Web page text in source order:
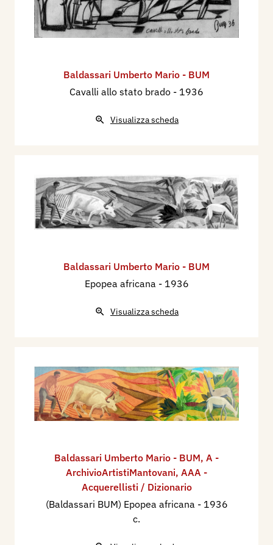
Baldassari Umberto Mario - BUM
Cavalli allo stato brado - 1936
Visualizza scheda
Baldassari Umberto Mario - BUM
Epopea africana - 1936
Visualizza scheda
Baldassari Umberto Mario - BUM, A -
ArchivioArtistiMantovani, AAA -
Acquerellisti / Dizionario
(Baldassari BUM) Epopea africana - 1936
c.